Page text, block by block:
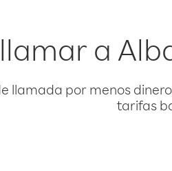
a
llamada por menos
tarifas